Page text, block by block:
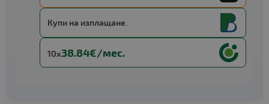
Купи на изплащане.
10x38.84€/мес.